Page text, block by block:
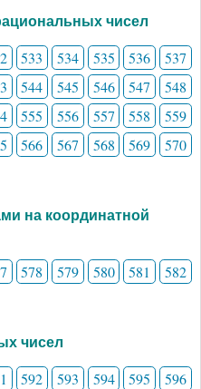
чисел
533 534 535 536
537
544 545 546 547
548
555 556 557 558
559
566 567 568 569
570
на координатной
578 579 580 581
582
чисел
592 593 594 595
596